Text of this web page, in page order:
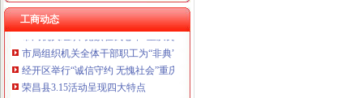
工商动态
市0元注册公司工商局保持共产党员先进性教育工作正式启动
市局机关组织“党旗在我心中”重庆免费注册公司演讲比赛
市局组织机关全体干部职工为“非典”0元注册公司一线医护人员捐款献爱心
经开区举行“诚信守约 无愧社会”重庆免费注册公司签名宣誓仪式
荣昌县3.15活动呈现四大特点
铜梁局如何一元钱办公司形式多样开展3.15国际消费者权益日纪念活动